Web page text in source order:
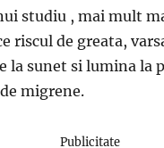
studiu , mai mult
riscul de greata,
la sunet si lumina la
migrene.
Publicitate